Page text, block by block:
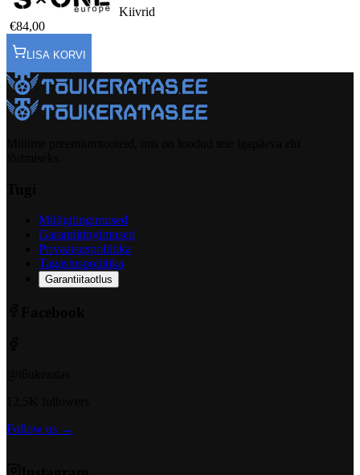
Kiivrid
€84,00
LISA KORVI
Müügitingimused
Garantiitingimused
Privaatsuspoliitika
Tagastuspoliitika
Garantiitaotlus
Follow us →